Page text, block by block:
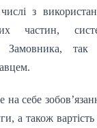
з
частин,
Замовника, так
на себе
а також